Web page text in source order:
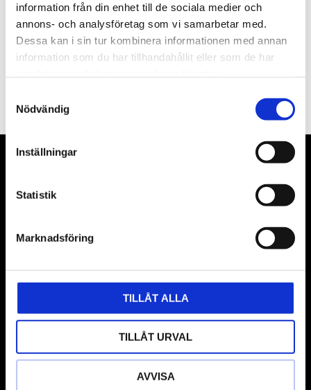
information från din enhet till de sociala medier och
annons- och analysföretag som vi samarbetar med.
Dessa kan i sin tur kombinera informationen med annan
information som du har tillhandahållit eller som de har
Nödvändig
Inställningar
Statistik
Marknadsföring
TILLÅT ALLA
TILLÅT URVAL
AVVISA
Våra främsta leverantörer är KS Tools verktyg, ATH billyftar
gärna om vad som helst då vi gör vårt yttersta för att hjälpa